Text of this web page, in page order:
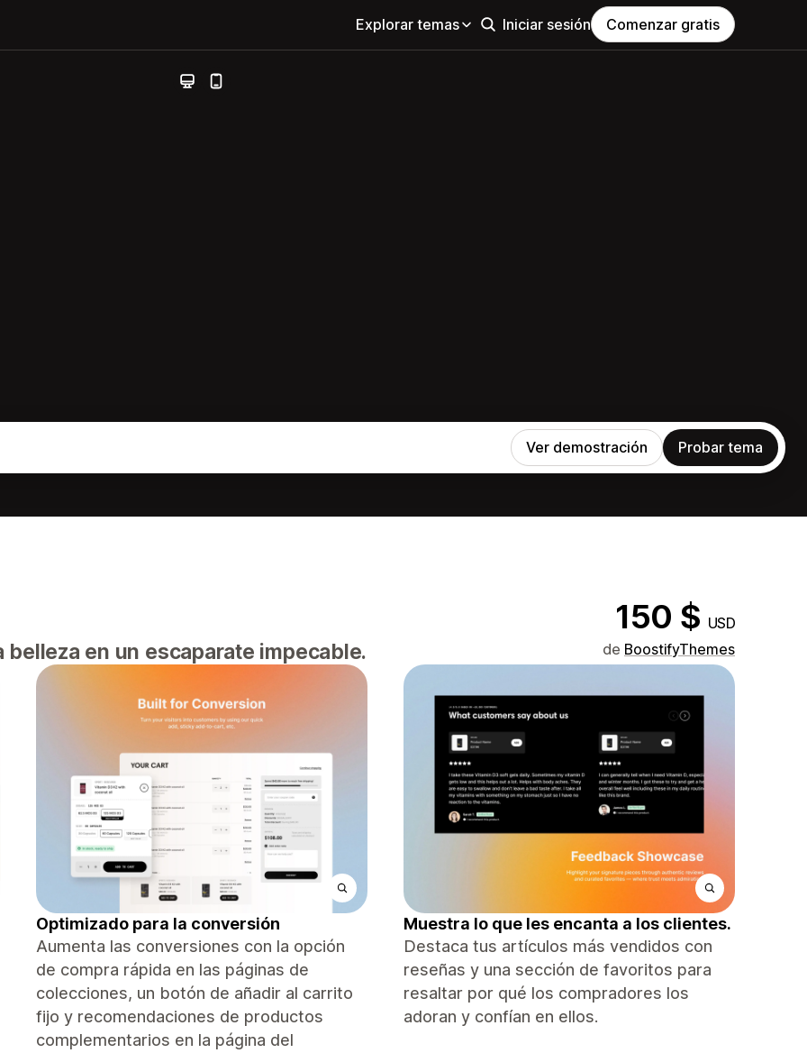
Explorar temas Iniciar sesión Comenzar gratis
Ver demostración Probar tema
150 $ USD
en un escaparate impecable. de BoostifyThemes
Optimizado para la conversión
Aumenta las conversiones con la opción
de compra rápida en las páginas de
colecciones, un botón de añadir al carrito
fijo y recomendaciones de productos
complementarios en la página del
Muestra lo que les encanta a los clientes.
Destaca tus artículos más vendidos con
reseñas y una sección de favoritos para
resaltar por qué los compradores los
adoran y confían en ellos.